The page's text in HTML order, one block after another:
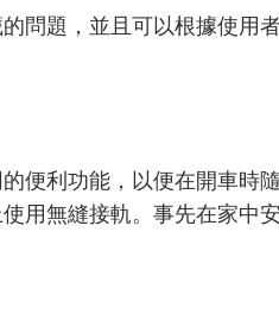
問題，並且可以根據使用
便利功能，以便在開車時隨
用無縫接軌。事先在家中